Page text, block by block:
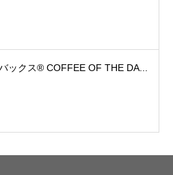
ックス® COFFEE OF THE DA...